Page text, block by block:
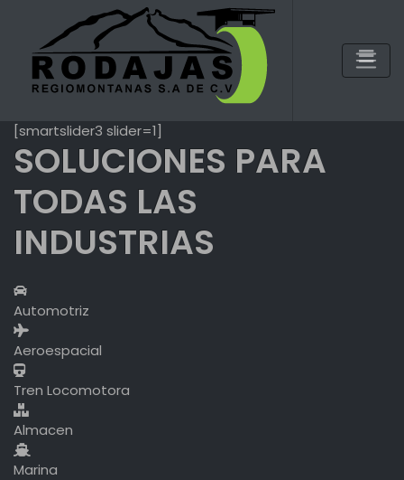
content
[smartslider3 slider=1]
SOLUCIONES PARA
TODAS LAS
INDUSTRIAS
Automotriz
Aeroespacial
Tren Locomotora
Almacen
Marina